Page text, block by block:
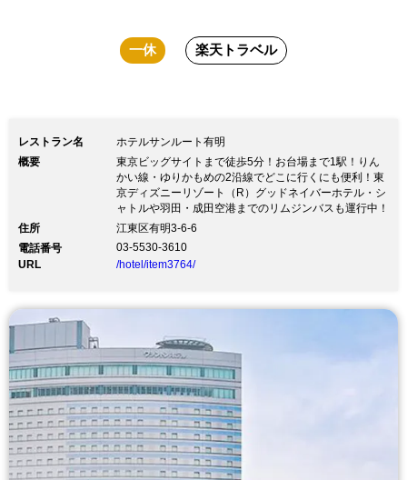
一休 楽天トラベル
レストラン名
ホテルサンルート有明
概要
東京ビッグサイトまで徒歩5分！お台場まで1駅！りん
かい線・ゆりかもめの2沿線でどこに行くにも便利！東
京ディズニーリゾート（R）グッドネイバーホテル・シ
ャトルや羽田・成田空港までのリムジンバスも運行中！
住所
江東区有明3-6-6
電話番号
03-5530-3610
URL
/hotel/item3764/